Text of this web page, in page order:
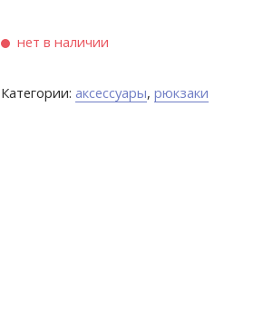
нет в наличии
Категории: аксессуары, рюкзаки